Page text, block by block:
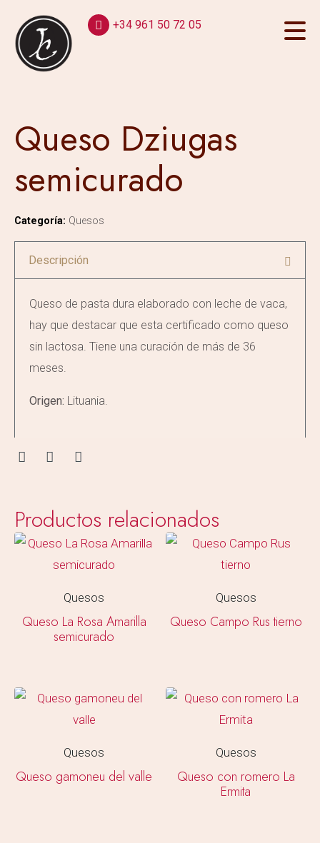
+34 961 50 72 05
Queso Dziugas
semicurado
Categoría: Quesos
Descripción
Queso de pasta dura elaborado con leche de vaca,
hay que destacar que esta certificado como queso
sin lactosa. Tiene una curación de más de 36
meses.
Origen: Lituania.
Productos relacionados
Quesos
Queso La Rosa Amarilla
semicurado
Quesos
Queso Campo Rus tierno
Quesos
Queso gamoneu del valle
Quesos
Queso con romero La
Ermita